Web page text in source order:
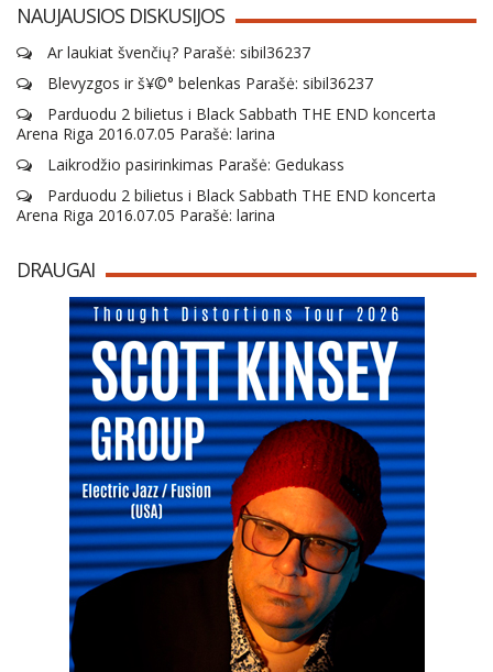
NAUJAUSIOS DISKUSIJOS
Ar laukiat švenčių? Parašė: sibil36237
Blevyzgos ir š¥©° belenkas Parašė: sibil36237
Parduodu 2 bilietus i Black Sabbath THE END koncerta
Arena Riga 2016.07.05 Parašė: larina
Laikrodžio pasirinkimas Parašė: Gedukass
Parduodu 2 bilietus i Black Sabbath THE END koncerta
Arena Riga 2016.07.05 Parašė: larina
DRAUGAI